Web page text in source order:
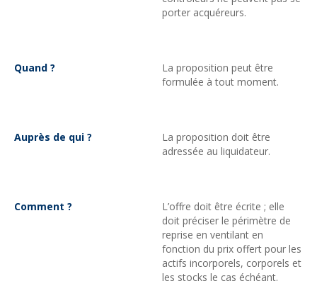
porter acquéreurs.
Quand ?
La proposition peut être
formulée à tout moment.
Auprès de qui ?
La proposition doit être
adressée au liquidateur.
Comment ?
L’offre doit être écrite ; elle
doit préciser le périmètre de
reprise en ventilant en
fonction du prix offert pour les
actifs incorporels, corporels et
les stocks le cas échéant.